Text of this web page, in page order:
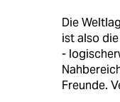
Die
ist also
-
Freunde.